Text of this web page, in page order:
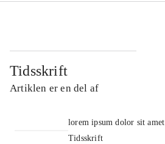
Tidsskrift
Artiklen er en del af
lorem ipsum dolor sit
Tidsskrift